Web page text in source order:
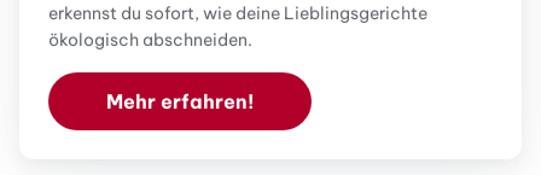
erkennst du sofort, wie deine Lieblingsgerichte
ökologisch abschneiden.
Mehr erfahren!